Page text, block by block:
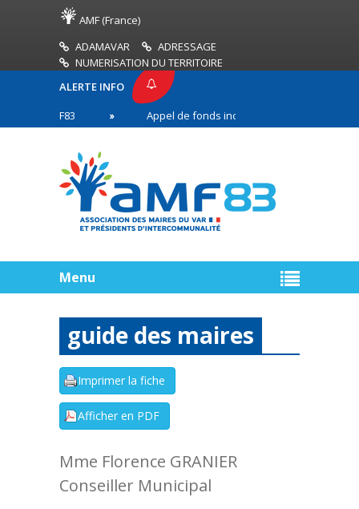
AMF (France)
ADAMAVAR
ADRESSAGE
NUMERISATION DU TERRITOIRE
ALERTE INFO
Appel de fonds incendies de forêt
première ligne
Menu
guide des maires
Mme Florence GRANIER
Conseiller Municipal